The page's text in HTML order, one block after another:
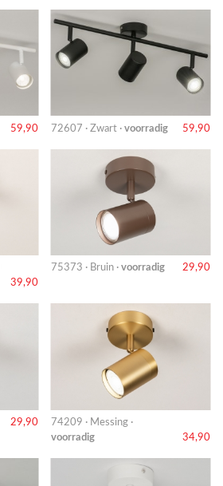
59,90 72607 · Zwart · voorradig 59,90
39,90
75373 · Bruin · voorradig 29,90
29,90
74209 · Messing ·
voorradig
34,90